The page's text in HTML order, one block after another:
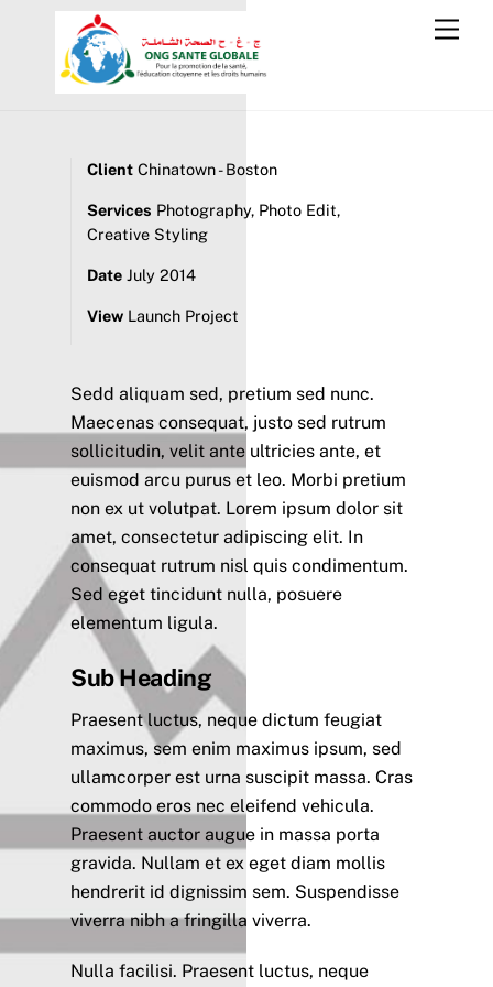
content
Client Chinatown - Boston
Services Photography, Photo Edit,
Creative Styling
Date July 2014
View Launch Project
Sedd aliquam sed, pretium sed nunc.
Maecenas consequat, justo sed rutrum
sollicitudin, velit ante ultricies ante, et
euismod arcu purus et leo. Morbi pretium
non ex ut volutpat. Lorem ipsum dolor sit
amet, consectetur adipiscing elit. In
consequat rutrum nisl quis condimentum.
Sed eget tincidunt nulla, posuere
elementum ligula.
Sub Heading
Praesent luctus, neque dictum feugiat
maximus, sem enim maximus ipsum, sed
ullamcorper est urna suscipit massa. Cras
commodo eros nec eleifend vehicula.
Praesent auctor augue in massa porta
gravida. Nullam et ex eget diam mollis
hendrerit id dignissim sem. Suspendisse
viverra nibh a fringilla viverra.
Nulla facilisi. Praesent luctus, neque
To
Top